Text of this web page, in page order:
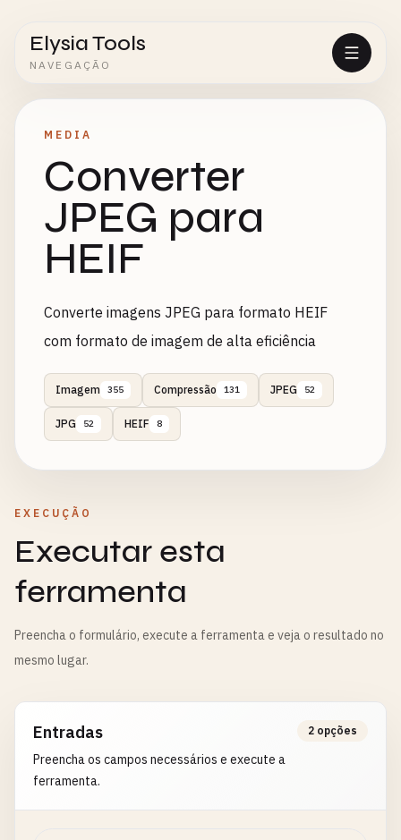
Elysia Tools
NAVEGAÇÃO
MEDIA
Converter
JPEG para
HEIF
Converte imagens JPEG para formato HEIF
com formato de imagem de alta eficiência
Imagem 355 Compressão 131 JPEG 52
JPG 52 HEIF 8
EXECUÇÃO
Executar esta
ferramenta
Preencha o formulário, execute a ferramenta e veja o resultado no
mesmo lugar.
Entradas
Preencha os campos necessários e execute a
ferramenta.
2 opções